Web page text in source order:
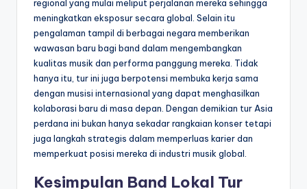
regional yang mulai meliput perjalanan mereka sehingga
meningkatkan eksposur secara global. Selain itu
pengalaman tampil di berbagai negara memberikan
wawasan baru bagi band dalam mengembangkan
kualitas musik dan performa panggung mereka. Tidak
hanya itu, tur ini juga berpotensi membuka kerja sama
dengan musisi internasional yang dapat menghasilkan
kolaborasi baru di masa depan. Dengan demikian tur Asia
perdana ini bukan hanya sekadar rangkaian konser tetapi
juga langkah strategis dalam memperluas karier dan
memperkuat posisi mereka di industri musik global.
Kesimpulan Band Lokal Tur